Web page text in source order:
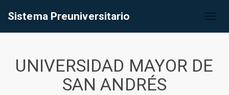
Sistema Preuniversitario
UNIVERSIDAD MAYOR DE
SAN ANDRÉS